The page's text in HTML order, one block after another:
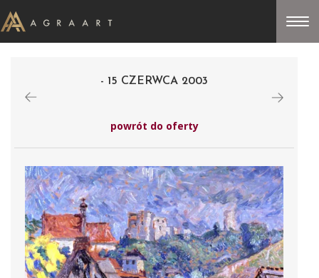
- 15 CZERWCA 2003
powrót do oferty